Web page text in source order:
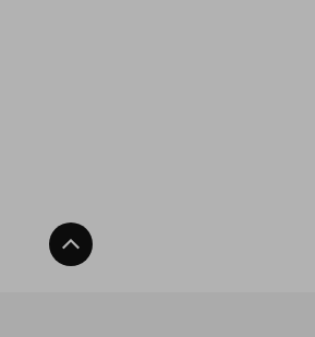
с любими
Нагоре